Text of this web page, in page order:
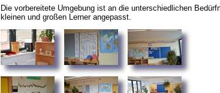
Die vorbereitete Umgebung ist an die unterschiedlichen
kleinen und großen Lerner angepasst.